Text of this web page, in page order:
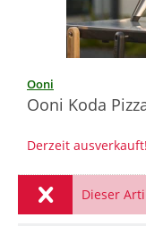
Ooni
Ooni Koda
Derzeit ausverkauft!
Dieser